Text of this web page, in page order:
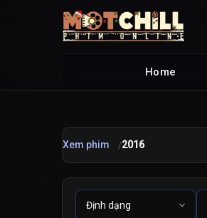
Home
Xem phim 2016